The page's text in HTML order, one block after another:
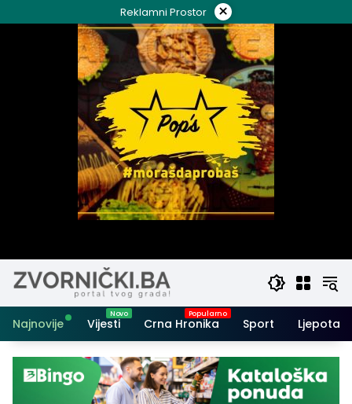
to
Reklamni Prostor ×
Najnovije Vijesti Crna Hronika Sport Ljepota i